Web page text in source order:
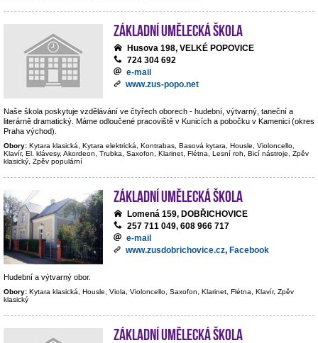
Základní umělecká škola
Husova 198, VELKÉ POPOVICE
724 304 692
e-mail
www.zus-popo.net
Naše škola poskytuje vzdělávání ve čtyřech oborech - hudební, výtvarný, taneční a
literárně dramatický. Máme odloučené pracoviště v Kunicích a pobočku v Kamenici (okres
Praha východ).
Obory: Kytara klasická, Kytara elektrická, Kontrabas, Basová kytara, Housle, Violoncello,
Klavír, El. klávesy, Akordeon, Trubka, Saxofon, Klarinet, Flétna, Lesní roh, Bicí nástroje, Zpěv
klasický, Zpěv populární
Základní umělecká škola
Lomená 159, DOBŘICHOVICE
257 711 049, 608 966 717
e-mail
www.zusdobrichovice.cz, Facebook
Hudební a výtvarný obor.
Obory: Kytara klasická, Housle, Viola, Violoncello, Saxofon, Klarinet, Flétna, Klavír, Zpěv
klasický
Základní umělecká škola